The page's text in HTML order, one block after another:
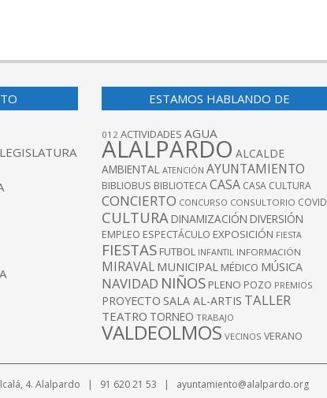
ESTAMOS HABLANDO DE
012 ACTIVIDADES AGUA
ALALPARDO ALCALDE
AMBIENTAL ATENCIÓN AYUNTAMIENTO
BIBLIOBUS BIBLIOTECACASA CASA CULTURA
CONCIERTO CONCURSO CONSULTORIO COVID
CULTURA DINAMIZACIÓN DIVERSIÓN
EMPLEO ESPECTÁCULO EXPOSICIÓN FIESTA
FIESTAS FUTBOL INFANTIL INFORMACIÓN
MIRAVAL MUNICIPAL MÉDICO MÚSICA
NAVIDAD NIÑOS PLENO POZO PREMIOS
PROYECTO SALA AL-ARTIS TALLER
TEATRO TORNEO TRABAJO
VALDEOLMOS VECINOS VERANO
4. Alalpardo | 91 620 21 53 | ayuntamiento@alalpardo.org